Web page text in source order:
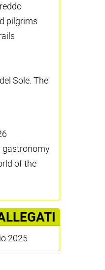
pilgrims
Sole. The
gastronomy
of the
2025